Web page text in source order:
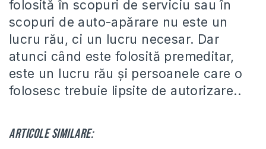
folosită în scopuri de serviciu sau în
scopuri de auto-apărare nu este un
lucru rău, ci un lucru necesar. Dar
atunci când este folosită premeditar,
este un lucru rău și persoanele care o
folosesc trebuie lipsite de autorizare..
Articole similare: